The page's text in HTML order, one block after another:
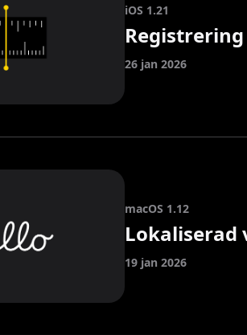
iOS 1.21
26 jan 2026
macOS 1.12
Lokaliserad
19 jan 2026